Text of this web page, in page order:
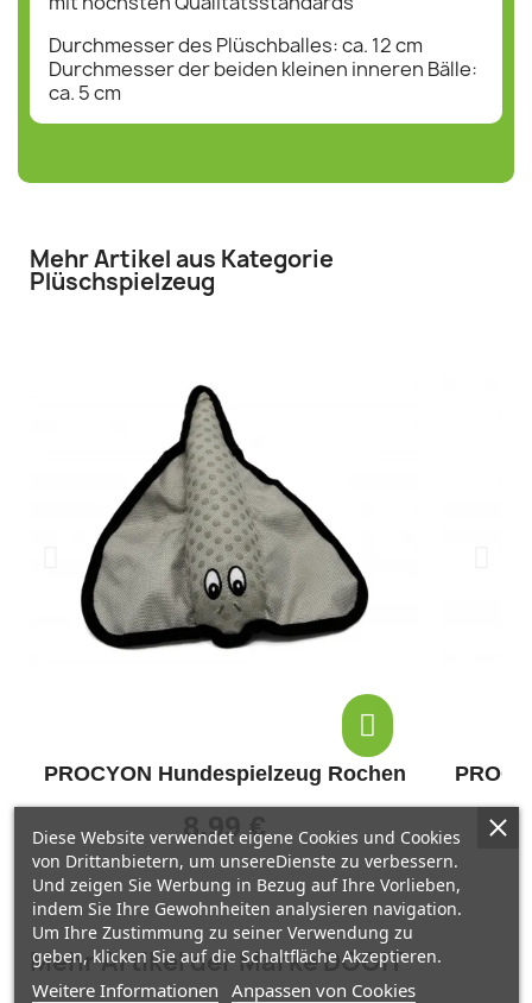
Durchmesser des Plüschballes: ca. 12 cm
Durchmesser der beiden kleinen inneren Bälle:
ca. 5 cm
Mehr Artikel aus Kategorie
Plüschspielzeug
PROCYON Hundespielzeug Rochen
8,99 €
Mehr Artikel der Marke DOGIT
Diese Website verwendet eigene Cookies und Cookies
von Drittanbietern, um unsereDienste zu verbessern.
Und zeigen Sie Werbung in Bezug auf Ihre Vorlieben,
indem Sie Ihre Gewohnheiten analysieren navigation.
Um Ihre Zustimmung zu seiner Verwendung zu
geben, klicken Sie auf die Schaltfläche Akzeptieren.
Weitere Informationen Anpassen von Cookies